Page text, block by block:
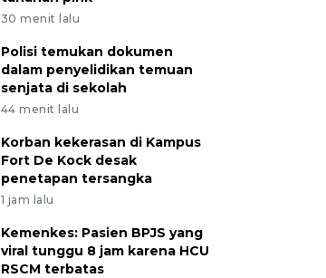
30 menit lalu
Polisi temukan dokumen
dalam penyelidikan temuan
senjata di sekolah
44 menit lalu
Korban kekerasan di Kampus
Fort De Kock desak
penetapan tersangka
1 jam lalu
Kemenkes: Pasien BPJS yang
viral tunggu 8 jam karena HCU
RSCM terbatas